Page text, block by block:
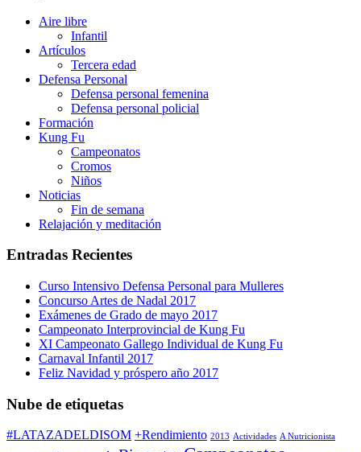
Aire libre
Infantil
Artículos
Tercera edad
Defensa Personal
Defensa personal femenina
Defensa personal policial
Formación
Kung Fu
Campeonatos
Cromos
Niños
Noticias
Fin de semana
Relajación y meditación
Entradas Recientes
Curso Intensivo Defensa Personal para Mulleres
Concurso Artes de Nadal 2017
Exámenes de Grado de mayo 2017
Campeonato Interprovincial de Kung Fu
XI Campeonato Gallego Individual de Kung Fu
Carnaval Infantil 2017
Feliz Navidad y próspero año 2017
Nube de etiquetas
#LATAZADELDISOM +Rendimiento 2013 Actividades A Nutricionista